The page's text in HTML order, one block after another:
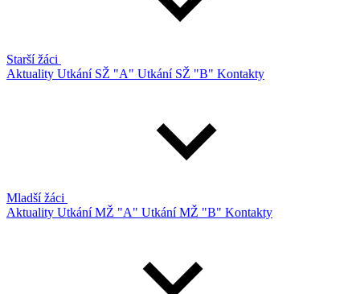
Starší žáci
Aktuality Utkání SŽ "A" Utkání SŽ "B" Kontakty
Mladší žáci
Aktuality Utkání MŽ "A" Utkání MŽ "B" Kontakty